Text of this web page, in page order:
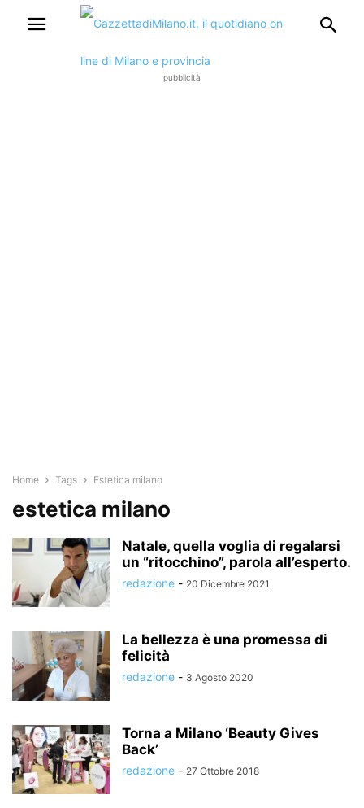
pubblicità
Home Tags Estetica milano
estetica milano
Natale, quella voglia di regalarsi
un “ritocchino”, parola all’esperto.
redazione - 20 Dicembre 2021
La bellezza è una promessa di
felicità
redazione - 3 Agosto 2020
Torna a Milano ‘Beauty Gives
Back’
redazione - 27 Ottobre 2018